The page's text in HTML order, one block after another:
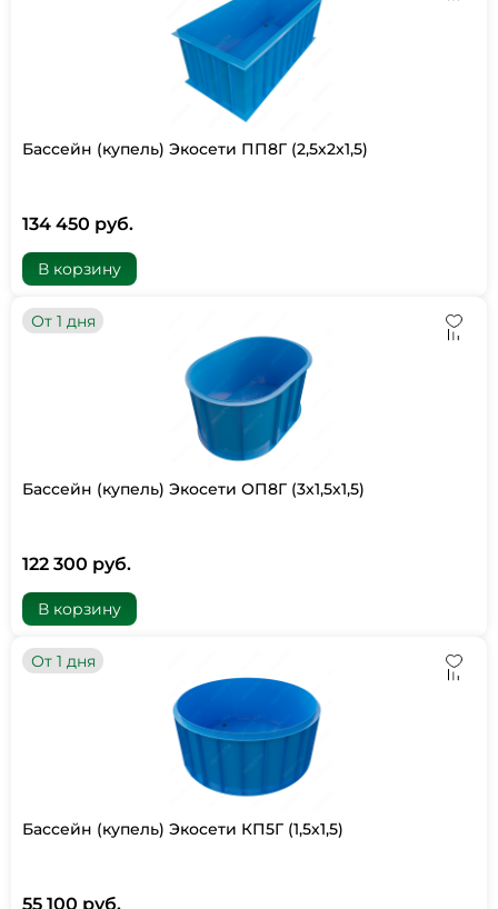
Бассейн (купель) Экосети ПП8Г (2,5х2х1,5)
134 450 руб.
В корзину
От 1 дня
Бассейн (купель) Экосети ОП8Г (3х1,5х1,5)
122 300 руб.
В корзину
От 1 дня
Бассейн (купель) Экосети КП5Г (1,5х1,5)
55 100 руб.